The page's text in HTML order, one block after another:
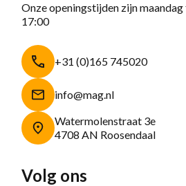
Onze openingstijden zijn
17:00
+31 (0)165 745020
info@mag.nl
Watermolenstraat 3e
4708 AN Roosendaal
Volg ons